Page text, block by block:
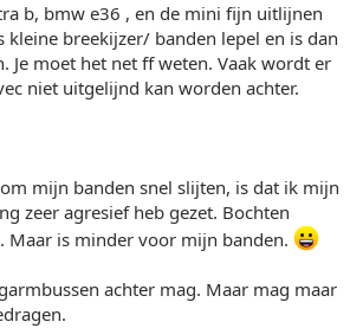
b, bmw e36 , en de mini fijn uitlijnen
kleine breekijzer/ banden lepel en is dan
Je moet het net ff weten. Vaak wordt er
niet uitgelijnd kan worden achter.
mijn banden snel slijten, is dat ik mijn
zeer agresief heb gezet. Bochten
Maar is minder voor mijn banden.
achter mag. Maar mag maar